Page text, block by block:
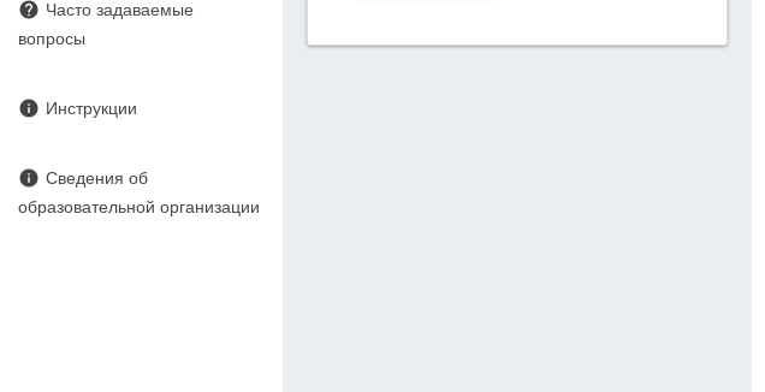
help Часто задаваемые
вопросы
info Инструкции
info Сведения об
образовательной организации